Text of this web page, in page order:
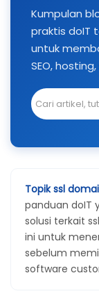
Kumpulan
praktis doIT
untuk
SEO,
Topik ssl
panduan doIT
solusi terkait
ini untuk
sebelum
software